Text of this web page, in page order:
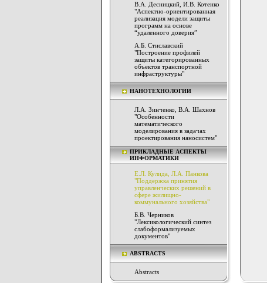
В.А. Десницкий, И.В. Котенко
"Аспектно-ориентированная
реализация модели защиты
программ на основе
“удаленного доверия”
А.Б. Стиславский
"Построение профилей
защиты категорированных
объектов транспортной
инфраструктуры"
НАНОТЕХНОЛОГИИ
Л.А. Зинченко, В.А. Шахнов
"Особенности
математического
моделирования в задачах
проектирования наносистем"
ПРИКЛАДНЫЕ АСПЕКТЫ
ИНФОРМАТИКИ
Е.Л. Кулида, Л.А. Панкова
"Поддержка принятия
управленческих решений в
сфере жилищно-
коммунального хозяйства"
Б.В. Черников
"Лексикологический синтез
слабоформализуемых
документов"
ABSTRACTS
Abstracts